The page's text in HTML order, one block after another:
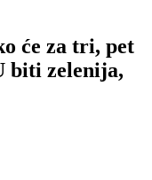
će za tri, pet
biti zelenija,